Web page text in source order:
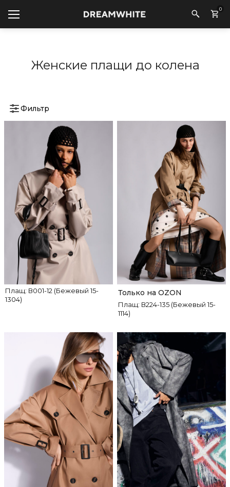
0
Женские плащи до колена
Фильтр
Плащ: В001-12 (Бежевый 15-
1304)
Плащ: В224-135 (Бежевый 15-
1114)
Только на OZON